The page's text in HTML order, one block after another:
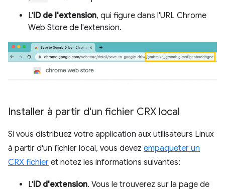
L'ID de l'extension, qui figure dans l'URL Chrome
Web Store de l'extension.
Installer à partir d'un fichier CRX local
Si vous distribuez votre application aux utilisateurs Linux
à partir d'un fichier local, vous devez empaqueter un
CRX fichier et notez les informations suivantes:
L'ID d'extension. Vous le trouverez sur la page de